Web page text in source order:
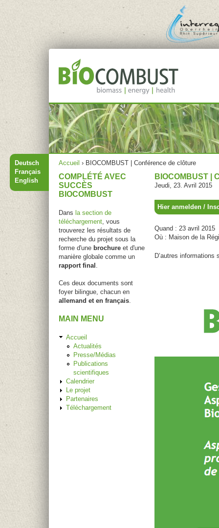
Jump to navigation
Vous êtes ici
Accueil › BIOCOMBUST | Conférence de clôture
BIOCOMBUST |
Jeudi, 23. Avril 2015
Hier anmelden /
Quand : 23 avril 2015
Où : Maison de la
D’autres
COMPLÉTÉ AVEC
SUCCÈS
BIOCOMBUST
Dans la section de
téléchargement , vous
trouverez les résultats de
recherche du projet sous la
forme d'une brochure et d'une
manière globale comme un
rapport final
Ces deux documents sont
foyer bilingue, chacun en
allemand et en français
MAIN MENU
Accueil
Actualités
Presse/Médias
Publications
scientifiques
Calendrier
Le projet
Partenaires
Téléchargement
Deutsch
Français
English